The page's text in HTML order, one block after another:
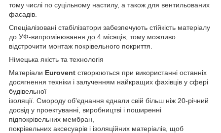
тому числі по суцільному настилу, а також для вентильованих
фасадів.
Спеціалізовані стабілізатори забезпечують стійкість матеріалу
до УФ-випромінювання до 4 місяців, тому можливо
відстрочити монтаж покрівельного покриття.
Німецька якість та технологія
Матеріали Eurovent створюються при використанні останніх
досягнення техніки і залученням найкращих фахівців у сфері
будівельної
ізоляції. Смороду об'єднання єднали свій більш ніж 20-річний
досвід у проектуванні, виробництві і поширенні
підпокрівельних мембран,
покрівельних аксесуарів і ізоляційних матеріалів, щоб